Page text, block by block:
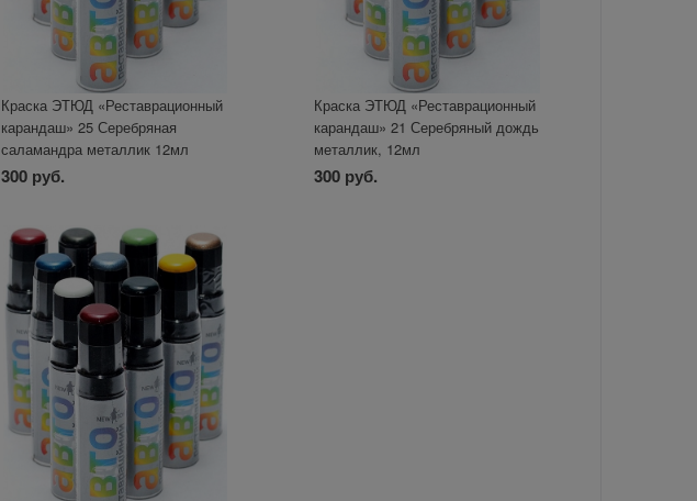
Краска ЭТЮД «Реставрационный
карандаш» 25 Серебряная
саламандра металлик 12мл
300 руб.
Краска ЭТЮД «Реставрационный
карандаш» 21 Серебряный дождь
металлик, 12мл
300 руб.